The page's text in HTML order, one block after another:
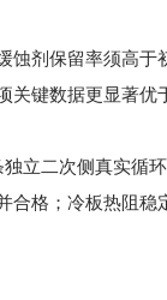
蚀剂保留率须高
关键数据更显著优
独立二次侧真实
合格；冷板热阻